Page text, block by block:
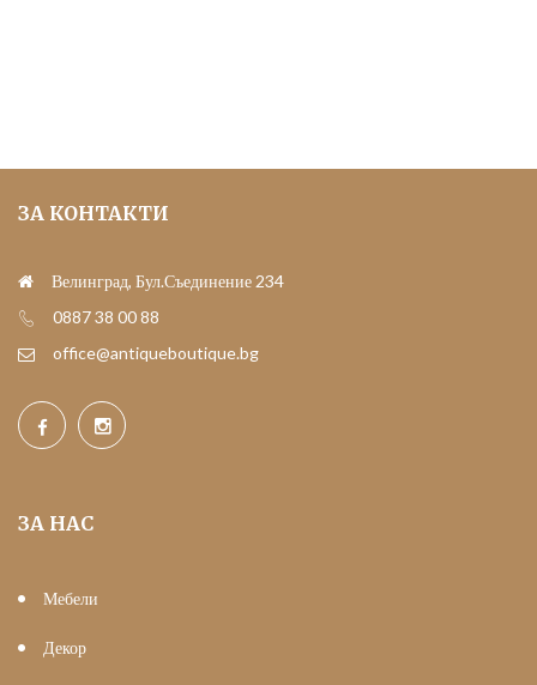
ЗА КОНТАКТИ
Велинград, Бул.Съединение 234
0887 38 00 88
office@antiqueboutique.bg
ЗА НАС
Мебели
Декор